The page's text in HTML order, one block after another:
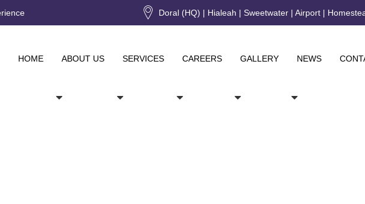
Doral (HQ) | Hialeah | Sweetwater | Airport |
HOME ABOUT US SERVICES CAREERS GALLERY NEWS